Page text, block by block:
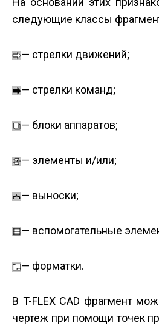
следующие классы
— стрелки движений;
— стрелки команд;
— блоки аппаратов;
— элементы и/или;
— выноски;
— вспомогательные
— форматки.
В T-FLEX CAD фрагмент
чертеж при помощи точек